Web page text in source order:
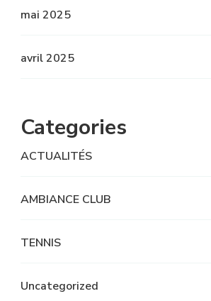
mai 2025
avril 2025
Categories
ACTUALITÉS
AMBIANCE CLUB
TENNIS
Uncategorized